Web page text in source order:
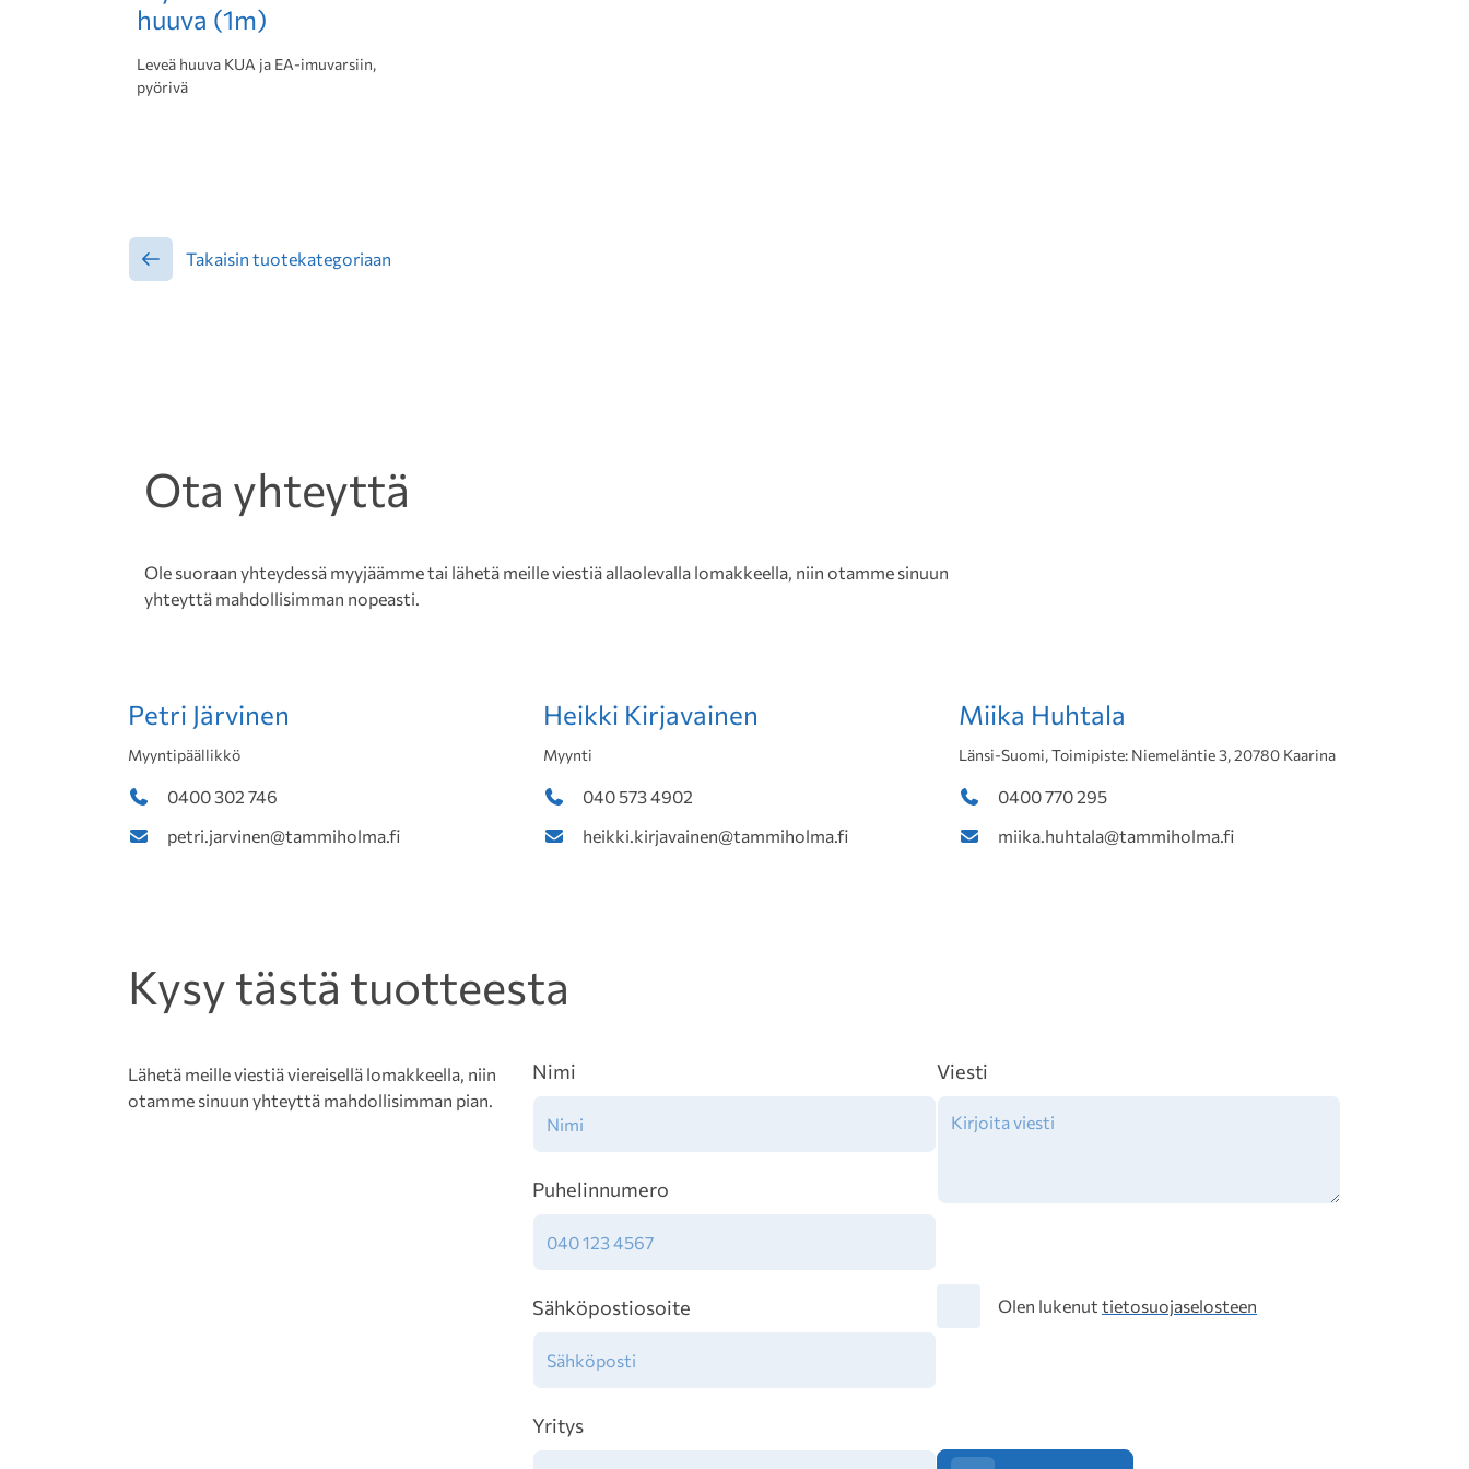
huuva (1m)
Leveä huuva KUA ja EA-imuvarsiin,
pyörivä
Takaisin tuotekategoriaan
Ota yhteyttä
Ole suoraan yhteydessä myyjäämme tai lähetä meille viestiä allaolevalla lomakkeella, niin otamme sinuun
yhteyttä mahdollisimman nopeasti.
Petri Järvinen
Myyntipäällikkö
0400 302 746
petri.jarvinen@tammiholma.fi
Heikki Kirjavainen
Myynti
040 573 4902
heikki.kirjavainen@tammiholma.fi
Miika Huhtala
Länsi-Suomi, Toimipiste: Niemeläntie 3, 20780 Kaarina
0400 770 295
miika.huhtala@tammiholma.fi
Kysy tästä tuotteesta
Lähetä meille viestiä viereisellä lomakkeella, niin
otamme sinuun yhteyttä mahdollisimman pian.
Nimi
Puhelinnumero
Sähköpostiosoite
Yritys
Viesti
TietosuojaOlen lukenut tietosuojaselosteen